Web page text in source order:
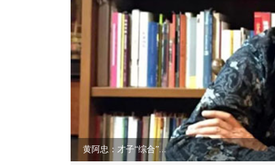
黄阿忠：才子“综合”...